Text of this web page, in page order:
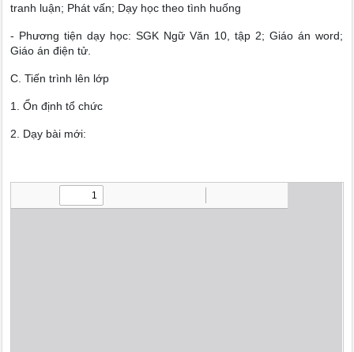
tranh luận; Phát vấn; Dạy học theo tình huống
- Phương tiện dạy học: SGK Ngữ Văn 10, tập 2; Giáo án word;
Giáo án điện tử.
C. Tiến trình lên lớp
1. Ổn định tổ chức
2. Dạy bài mới: